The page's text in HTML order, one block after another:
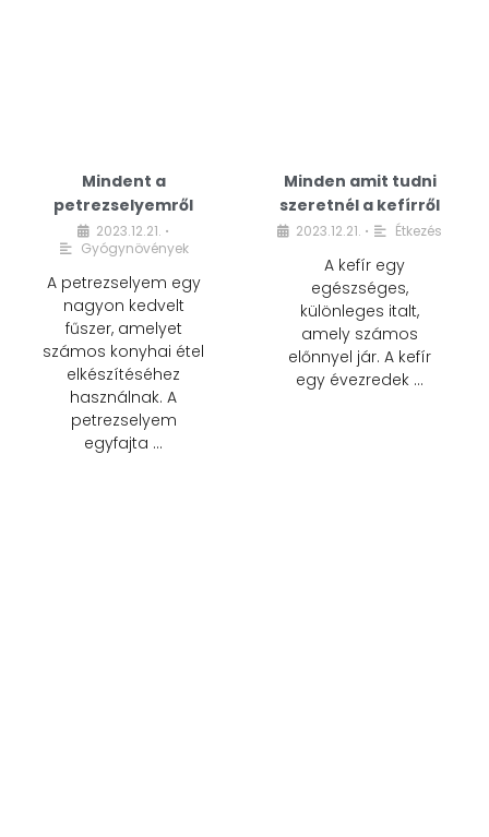
Mindent a
petrezselyemről
2023.12.21. •
Gyógynövények
A petrezselyem egy
nagyon kedvelt
fűszer, amelyet
számos konyhai étel
elkészítéséhez
használnak. A
petrezselyem
egyfajta …
Minden amit tudni
szeretnél a kefírről
2023.12.21. • Étkezés
A kefír egy
egészséges,
különleges italt,
amely számos
előnnyel jár. A kefír
egy évezredek …